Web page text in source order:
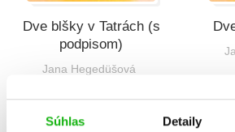
Súhlas Detaily
Dve blšky v Tatrách (s
podpisom)
Jana Hegedüšová
B